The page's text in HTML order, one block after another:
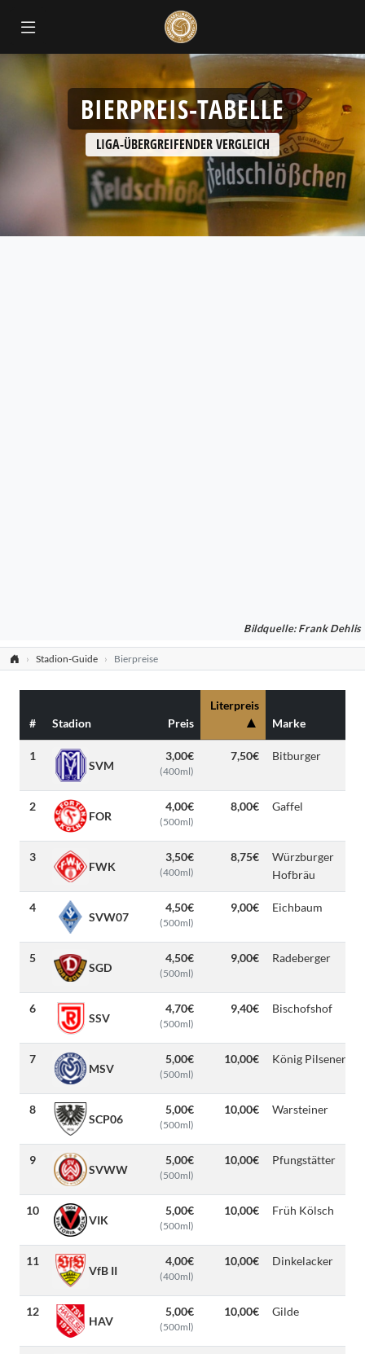
BIERPREIS-TABELLE
LIGA-ÜBERGREIFENDER VERGLEICH
Bildquelle: Frank Dehlis
Stadion-Guide Bierpreise
# Stadion Preis
Literpreis
▲ Marke
1
SVM
3,00€
(400ml)
7,50€ Bitburger
2
FOR
4,00€
(500ml)
8,00€ Gaffel
3
FWK
3,50€
(400ml)
8,75€
Würzburger
Hofbräu
4
SVW07
4,50€
(500ml)
9,00€ Eichbaum
5
SGD
4,50€
(500ml)
9,00€ Radeberger
6
SSV
4,70€
(500ml)
9,40€ Bischofshof
7
MSV
5,00€
(500ml)
10,00€ König Pilsener
8
SCP06
5,00€
(500ml)
10,00€ Warsteiner
9
SVWW
5,00€
(500ml)
10,00€ Pfungstätter
10
VIK
5,00€
(500ml)
10,00€ Früh Kölsch
11
VfB II
4,00€
(400ml)
10,00€ Dinkelacker
12
HAV
5,00€
(500ml)
10,00€ Gilde